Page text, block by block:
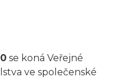
se koná Veřejné
ve společenské